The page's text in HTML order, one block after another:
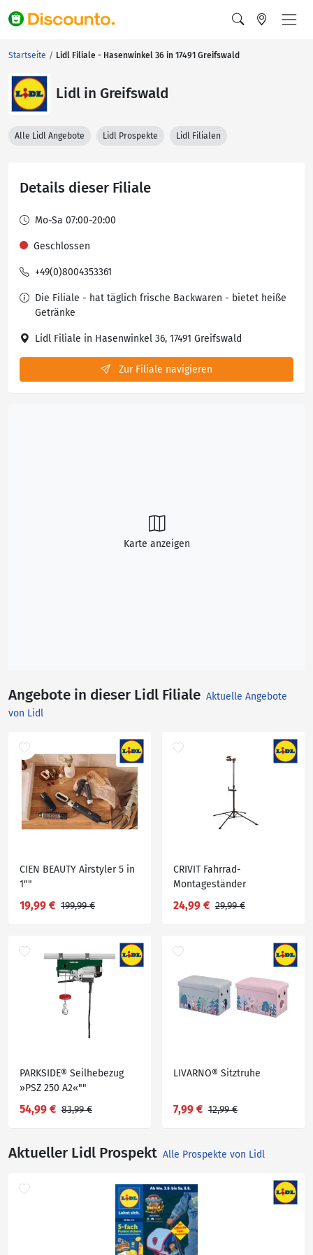
Startseite Lidl Filiale - Hasenwinkel 36 in 17491 Greifswald
Lidl in Greifswald
Alle Lidl Angebote Lidl Prospekte Lidl Filialen
Details dieser Filiale
Mo-Sa 07:00-20:00
Geschlossen
+49(0)8004353361
Die Filiale - hat täglich frische Backwaren - bietet heiße
Getränke
Lidl Filiale in Hasenwinkel 36, 17491 Greifswald
Zur Filiale navigieren
Karte anzeigen
Angebote in dieser Lidl Filiale Aktuelle Angebote
von Lidl
CIEN BEAUTY Airstyler 5 in
1""
19,99 € 199,99 €
CRIVIT Fahrrad-
Montageständer
24,99 € 29,99 €
PARKSIDE® Seilhebezug
»PSZ 250 A2«""
54,99 € 83,99 €
LIVARNO® Sitztruhe
7,99 € 12,99 €
Aktueller Lidl Prospekt Alle Prospekte von Lidl